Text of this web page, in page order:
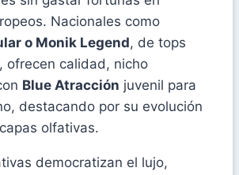
Nacionales como
o Monik Legend, de tops
ofrecen calidad, nicho
Blue Atracción juvenil para
destacando por su evolución
olfativas.
democratizan el lujo,